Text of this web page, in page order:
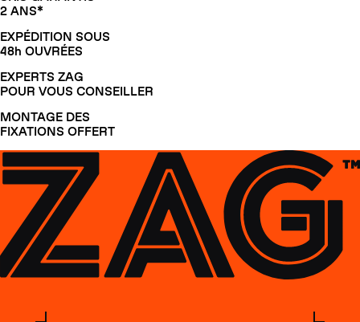
2 ANS*
EXPÉDITION SOUS
48h OUVRÉES
EXPERTS ZAG
POUR VOUS CONSEILLER
MONTAGE DES
FIXATIONS OFFERT